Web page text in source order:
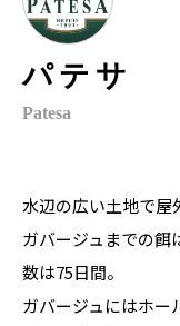
パテサ
Patesa
水辺の広い土地で屋
ガバージュまでの餌
数は75日間。
ガバージュにはホー